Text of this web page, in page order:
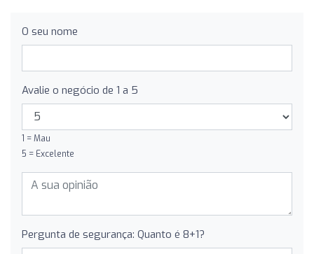
O seu nome
Avalie o negócio de 1 a 5
1 = Mau
5 = Excelente
Pergunta de segurança: Quanto é 8+1?